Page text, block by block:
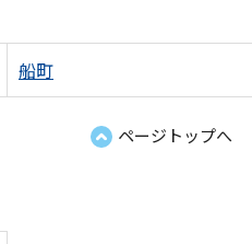
船町
ページトップへ